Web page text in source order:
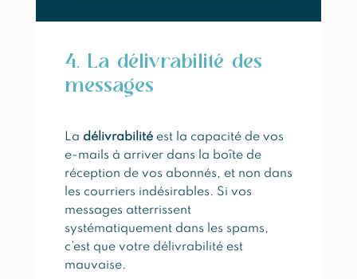
4. La délivrabilité des
messages
La délivrabilitéest la capacité de vos
e-mails à arriver dans la boîte de
réception de vos abonnés, et non dans
les courriers indésirables. Si vos
messages atterrissent
systématiquement dans les spams,
c’est que votre délivrabilité est
mauvaise.